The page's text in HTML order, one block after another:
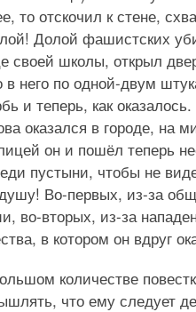
то отскочил к стене,
Долой фашистских
своей школы, открыл
в него по одной-двум
и теперь, как
оказался в городе, на
он и пошёл теперь
пустыни, чтобы не
Во-первых, из-за
вторых, из-за
в котором он вдруг
количестве
что ему следует